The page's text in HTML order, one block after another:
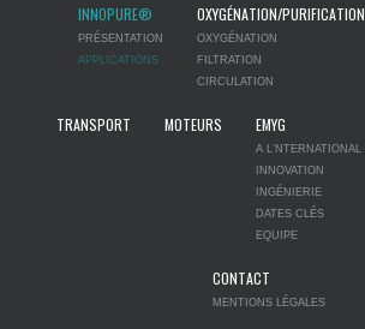
INNOPURE®
PRÉSENTATION
APPLICATIONS
OXYGÉNATION/PURIFICATION
OXYGÉNATION
FILTRATION
CIRCULATION
TRANSPORT MOTEURS EMYG
A L’NTERNATIONAL
INNOVATION
INGÉNIERIE
DATES CLÉS
EQUIPE
CONTACT
MENTIONS LÉGALES